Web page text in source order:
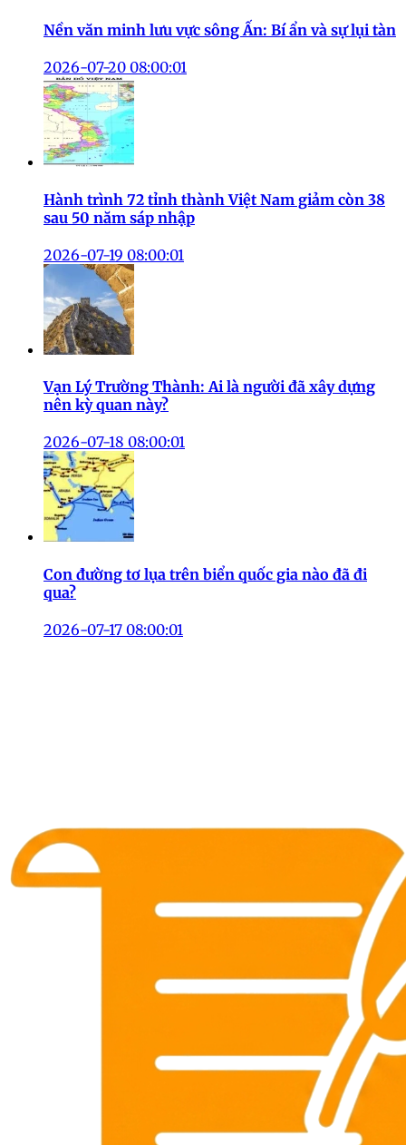
Nền văn minh lưu vực sông Ấn: Bí ẩn và sự lụi tàn
2026-07-20 08:00:01
Hành trình 72 tỉnh thành Việt Nam giảm còn 38
sau 50 năm sáp nhập
2026-07-19 08:00:01
Vạn Lý Trường Thành: Ai là người đã xây dựng
nên kỳ quan này?
2026-07-18 08:00:01
Con đường tơ lụa trên biển quốc gia nào đã đi
qua?
2026-07-17 08:00:01